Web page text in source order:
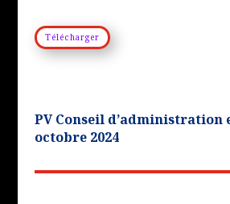
Télécharger
PV Conseil d’administration
octobre 2024